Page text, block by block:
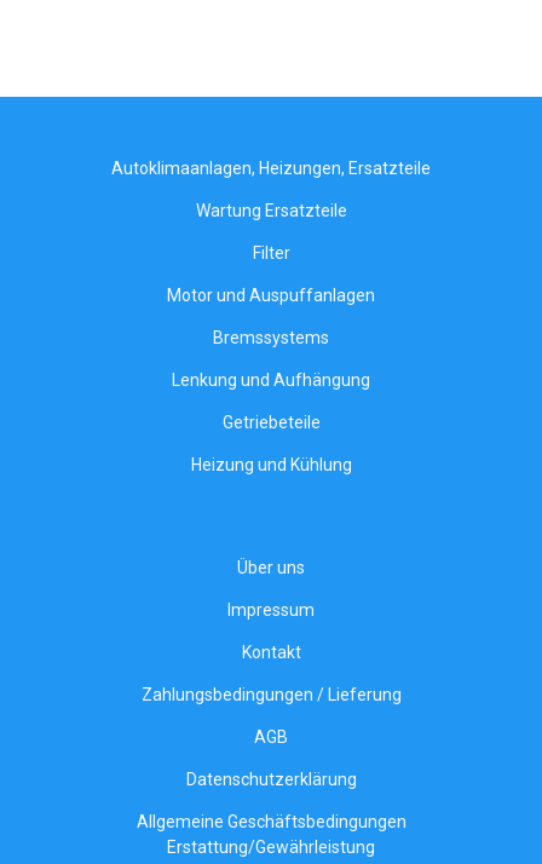
Autoklimaanlagen, Heizungen, Ersatzteile
Wartung Ersatzteile
Filter
Motor und Auspuffanlagen
Bremssystems
Lenkung und Aufhängung
Getriebeteile
Heizung und Kühlung
Über uns
Impressum
Kontakt
Zahlungsbedingungen / Lieferung
AGB
Datenschutzerklärung
Allgemeine Geschäftsbedingungen
Erstattung/Gewährleistung